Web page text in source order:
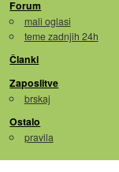
Forum
mali oglasi
teme zadnjih 24h
Članki
Zaposlitve
brskaj
Ostalo
pravila